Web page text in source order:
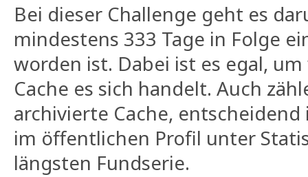
Bei dieser Challenge geht es
mindestens 333 Tage in Folge
worden ist. Dabei ist es egal,
Cache es sich handelt. Auch
archivierte Cache, entscheidend
im öffentlichen Profil unter
längsten Fundserie.